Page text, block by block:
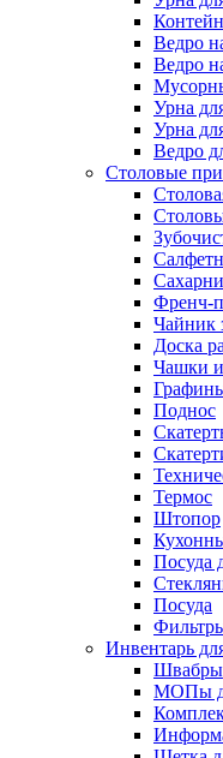
Ведро
Ведро
Урна
Урна
Ведро
Столовые
Френч-
Чайник
Доска
Чашки
Поднос
Термос
Штопор
Посуда
Посуда
Инвентарь
Швабры
МОПы